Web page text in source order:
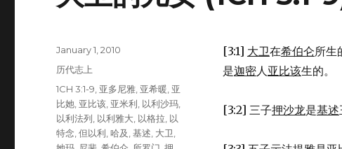
[3:1] 大卫在希伯仑所生
是迦密人亚比该生的。
[3:2] 三子押沙龙是基述
Posted
on
January 1, 2010
Categories
历代志上
Tags
1CH 3:1-9 亚多尼雅 亚希暖 亚
比她 亚比该 亚米利 以利沙玛
以利法列 以利雅大 以格拉 以
特念 ,但以利 ,哈及 ,基述 大卫